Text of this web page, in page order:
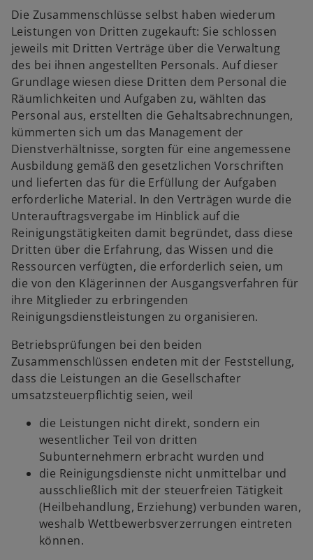
Die Zusammenschlüsse selbst haben wiederum
Leistungen von Dritten zugekauft: Sie schlossen
jeweils mit Dritten Verträge über die Verwaltung
des bei ihnen angestellten Personals. Auf dieser
Grundlage wiesen diese Dritten dem Personal die
Räumlichkeiten und Aufgaben zu, wählten das
Personal aus, erstellten die Gehaltsabrechnungen,
kümmerten sich um das Management der
Dienstverhältnisse, sorgten für eine angemessene
Ausbildung gemäß den gesetzlichen Vorschriften
und lieferten das für die Erfüllung der Aufgaben
erforderliche Material. In den Verträgen wurde die
Unterauftragsvergabe im Hinblick auf die
Reinigungstätigkeiten damit begründet, dass diese
Dritten über die Erfahrung, das Wissen und die
Ressourcen verfügten, die erforderlich seien, um
die von den Klägerinnen der Ausgangsverfahren für
ihre Mitglieder zu erbringenden
Reinigungsdienstleistungen zu organisieren.
Betriebsprüfungen bei den beiden
Zusammenschlüssen endeten mit der Feststellung,
dass die Leistungen an die Gesellschafter
umsatzsteuerpflichtig seien, weil
die Leistungen nicht direkt, sondern ein
wesentlicher Teil von dritten
Subunternehmern erbracht wurden und
die Reinigungsdienste nicht unmittelbar und
ausschließlich mit der steuerfreien Tätigkeit
(Heilbehandlung, Erziehung) verbunden waren,
weshalb Wettbewerbsverzerrungen eintreten
können.